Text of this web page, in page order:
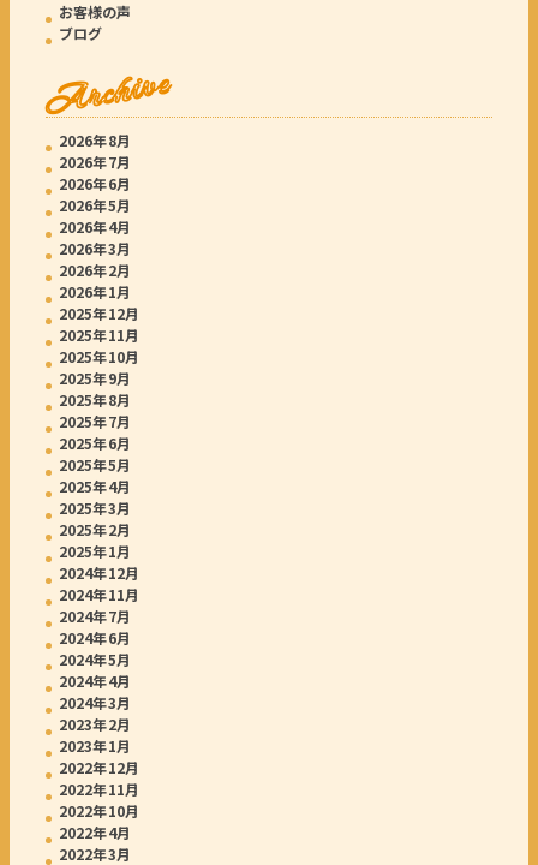
お客様の声
ブログ
Archive
2026年8月
2026年7月
2026年6月
2026年5月
2026年4月
2026年3月
2026年2月
2026年1月
2025年12月
2025年11月
2025年10月
2025年9月
2025年8月
2025年7月
2025年6月
2025年5月
2025年4月
2025年3月
2025年2月
2025年1月
2024年12月
2024年11月
2024年7月
2024年6月
2024年5月
2024年4月
2024年3月
2023年2月
2023年1月
2022年12月
2022年11月
2022年10月
2022年4月
2022年3月